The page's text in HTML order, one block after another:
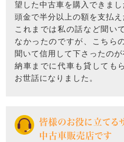
望した中古車を購入できまし
頭金で半分以上の額を支払え
これまでは私の話など聞い
なかったのですが、こちら
聞いて信用して下さったのが
納車までに代車も貸しても
お世話になりました。
皆様のお役に立てる
中古車販売店です